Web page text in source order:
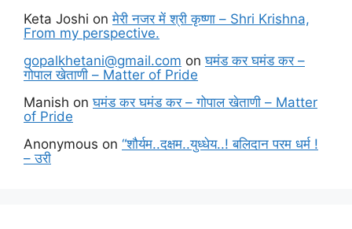
Keta Joshi onमेरी नजर में श्री कृष्णा – Shri Krishna,
From my perspective.
gopalkhetani@gmail.com onघमंड कर घमंड कर –
गोपाल खेताणी – Matter of Pride
Manish onघमंड कर घमंड कर – गोपाल खेताणी – Matter
of Pride
Anonymous on “शौर्यम..दक्षम..युध्धेय..! बलिदान परम धर्म !
– उरी